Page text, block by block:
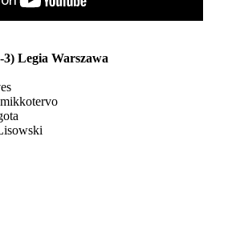
3) Legia Warszawa